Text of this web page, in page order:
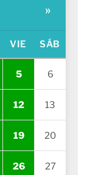
»
VIE SÁB
5 6
12 13
19 20
26 27